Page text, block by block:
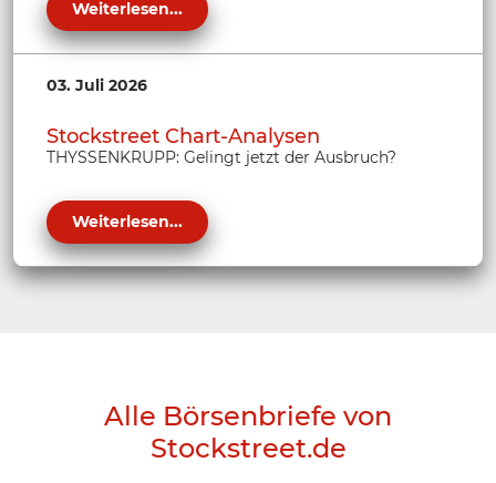
Weiterlesen...
03. Juli 2026
Stockstreet Chart-Analysen
THYSSENKRUPP: Gelingt jetzt der Ausbruch?
Weiterlesen...
Alle Börsenbriefe von
Stockstreet.de